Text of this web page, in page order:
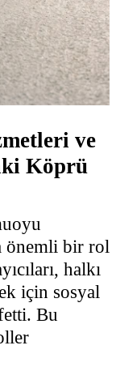
ve
Köprü
önemli bir rol
halkı
için sosyal
Bu